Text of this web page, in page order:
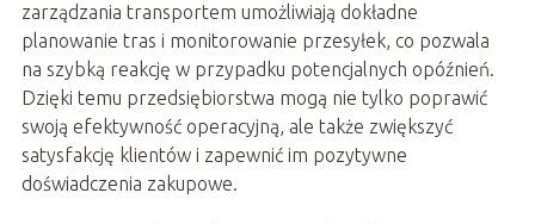
zarządzania transportem umożliwiają dokładne
planowanie tras i monitorowanie przesyłek, co pozwala
na szybką reakcję w przypadku potencjalnych opóźnień.
Dzięki temu przedsiębiorstwa mogą nie tylko poprawić
swoją efektywność operacyjną, ale także zwiększyć
satysfakcję klientów i zapewnić im pozytywne
doświadczenia zakupowe.